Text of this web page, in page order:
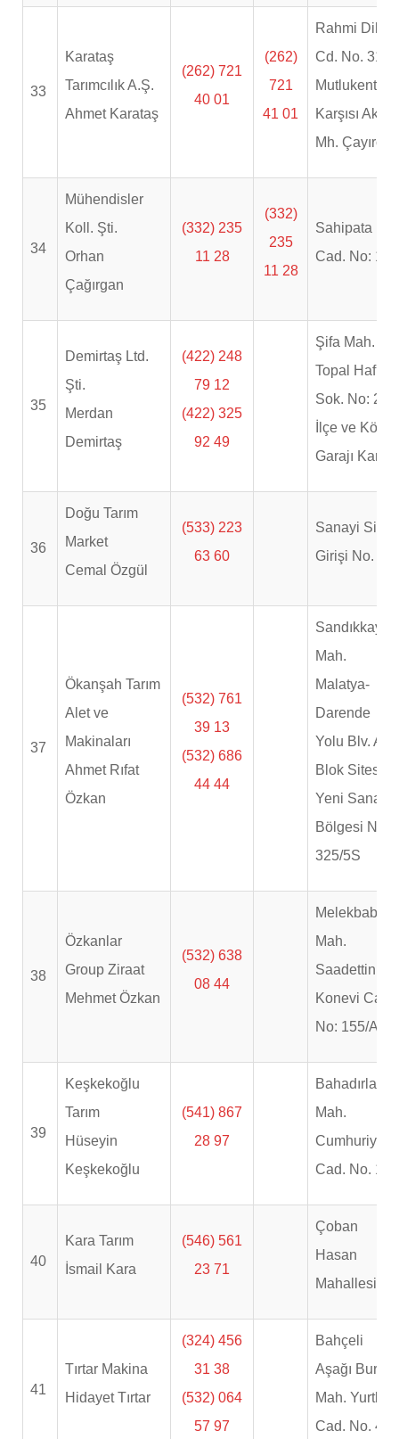
33
Karataş
Tarımcılık A.Ş.
Ahmet Karataş
(262) 721
40 01
(262)
721
41 01
Rahmi Dibek
Cd. No. 317
Mutlukent
Karşısı Akse
Mh. Çayırova
34
Mühendisler
Koll. Şti.
Orhan
Çağırgan
(332) 235
11 28
(332)
235
11 28
Sahipata
Cad. No: 144
35
Demirtaş Ltd.
Şti.
Merdan
Demirtaş
(422) 248
79 12
(422) 325
92 49
Şifa Mah.
Topal Hafız
Sok. No: 2
İlçe ve Köy
Garajı
36
Doğu Tarım
Market
Cemal Özgül
(533) 223
63 60
Sanayi Sitesi
Girişi No. 2
37
Ökanşah Tarım
Alet ve
Makinaları
Ahmet Rıfat
Özkan
(532) 761
39 13
(532) 686
44 44
Sandıkkaya
Mah.
Malatya-
Darende
Yolu Blv. A
Blok Sitesi
Yeni Sanayi
Bölgesi No.
325/5S
38
Özkanlar
Group Ziraat
Mehmet Özkan
(532) 638
08 44
Melekbaba
Mah.
Saadettin
Konevi Cad.
No: 155/A
39
Keşkekoğlu
Tarım
Hüseyin
Keşkekoğlu
(541) 867
28 97
Bahadırlar
Mah.
Cumhuriyet
Cad. No. 1/1
40
Kara Tarım
İsmail Kara
(546) 561
23 71
Çoban
Hasan
Mahallesi
41
Tırtar Makina
Hidayet Tırtar
(324) 456
31 38
(532) 064
57 97
Bahçeli
Aşağı
Mah. Yurtlak
Cad. No. 4